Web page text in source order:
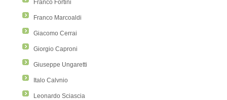
Franco Fortini
Franco Marcoaldi
Giacomo Cerrai
Giorgio Caproni
Giuseppe Ungaretti
Italo Calvnio
Leonardo Sciascia